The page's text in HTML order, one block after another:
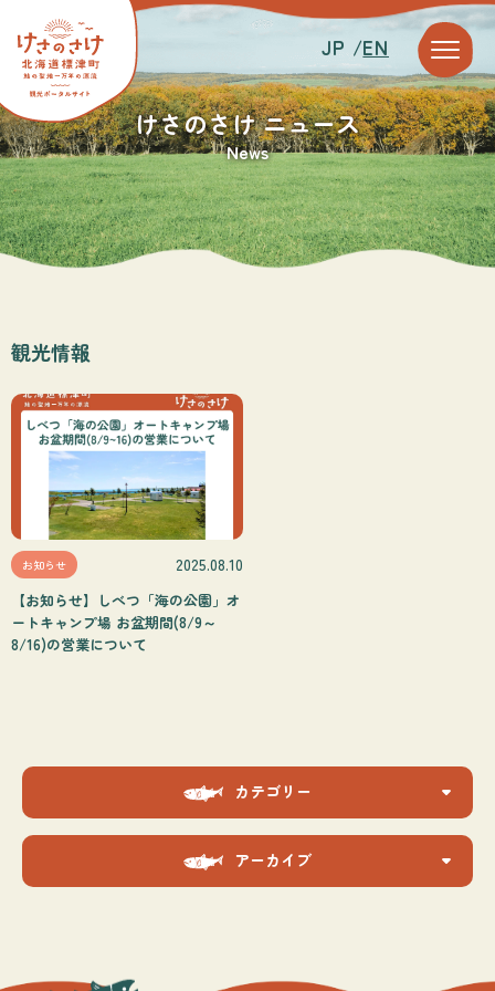
JP /EN
けさのさけ ニュース
News
観光情報
お知らせ 2025.08.10
【お知らせ】しべつ「海の公園」オ
ートキャンプ場 お盆期間(8/9～
8/16)の営業について
カテゴリー
アーカイブ